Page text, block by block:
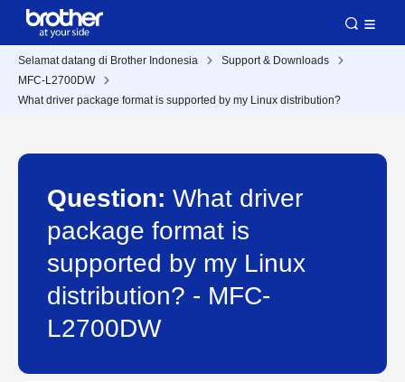
Selamat datang di Brother Indonesia
Support & Downloads
MFC-L2700DW
What driver package format is supported by my Linux distribution?
Question: What driver
package format is
supported by my Linux
distribution? - MFC-
L2700DW